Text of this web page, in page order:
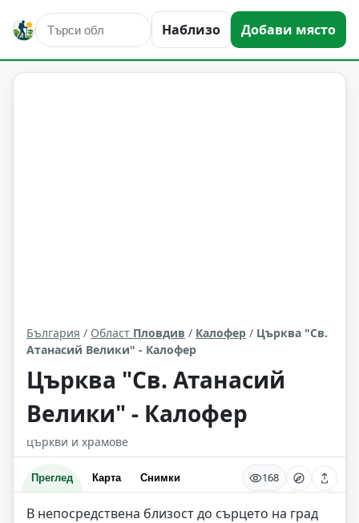
Наблизо Добави място
култура и изкуство Калофер Област: Пловдив
България / Област Пловдив / Калофер / Църква "Св.
Атанасий Велики" - Калофер
Църква "Св. Атанасий
Велики" - Калофер
църкви и храмове
Преглед Карта Снимки 168
В непосредствена близост до сърцето на град